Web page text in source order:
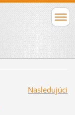
Nasledujúci